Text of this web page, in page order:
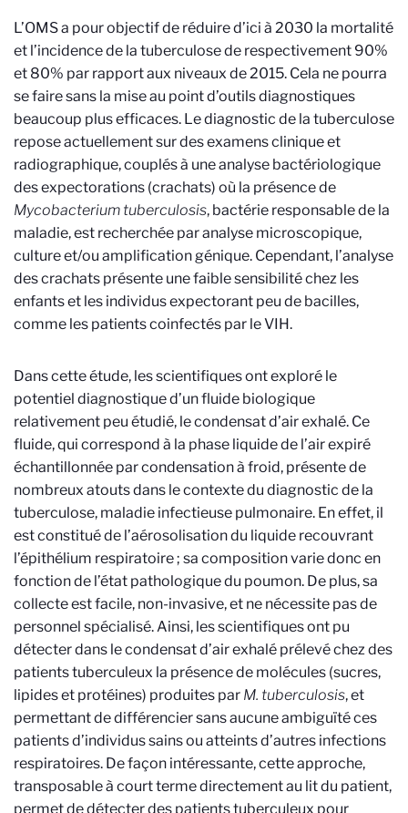
L’OMS a pour objectif de réduire d’ici à 2030 la mortalité
et l’incidence de la tuberculose de respectivement 90%
et 80% par rapport aux niveaux de 2015. Cela ne pourra
se faire sans la mise au point d’outils diagnostiques
beaucoup plus efficaces. Le diagnostic de la tuberculose
repose actuellement sur des examens clinique et
radiographique, couplés à une analyse bactériologique
des expectorations (crachats) où la présence de
Mycobacterium tuberculosis, bactérie responsable de la
maladie, est recherchée par analyse microscopique,
culture et/ou amplification génique. Cependant, l’analyse
des crachats présente une faible sensibilité chez les
enfants et les individus expectorant peu de bacilles,
comme les patients coinfectés par le VIH.
Dans cette étude, les scientifiques ont exploré le
potentiel diagnostique d’un fluide biologique
relativement peu étudié, le condensat d’air exhalé. Ce
fluide, qui correspond à la phase liquide de l’air expiré
échantillonnée par condensation à froid, présente de
nombreux atouts dans le contexte du diagnostic de la
tuberculose, maladie infectieuse pulmonaire. En effet, il
est constitué de l’aérosolisation du liquide recouvrant
l’épithélium respiratoire ; sa composition varie donc en
fonction de l’état pathologique du poumon. De plus, sa
collecte est facile, non-invasive, et ne nécessite pas de
personnel spécialisé. Ainsi, les scientifiques ont pu
détecter dans le condensat d’air exhalé prélevé chez des
patients tuberculeux la présence de molécules (sucres,
lipides et protéines) produites par M. tuberculosis, et
permettant de différencier sans aucune ambiguïté ces
patients d’individus sains ou atteints d’autres infections
respiratoires. De façon intéressante, cette approche,
transposable à court terme directement au lit du patient,
permet de détecter des patients tuberculeux pour